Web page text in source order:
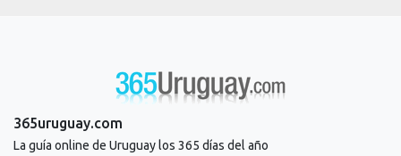
365uruguay.com
La guía online de Uruguay los 365 días del año